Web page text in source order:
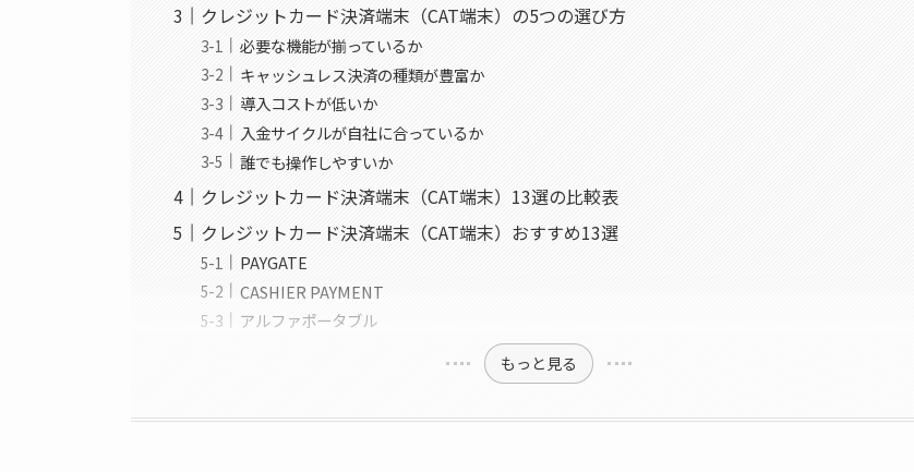
クレジットカード決済端末（CAT端末）の5つの選び方
必要な機能が揃っているか
キャッシュレス決済の種類が豊富か
導入コストが低いか
入金サイクルが自社に合っているか
誰でも操作しやすいか
クレジットカード決済端末（CAT端末）13選の比較表
クレジットカード決済端末（CAT端末）おすすめ13選
PAYGATE
CASHIER PAYMENT
アルファポータブル
もっと見る